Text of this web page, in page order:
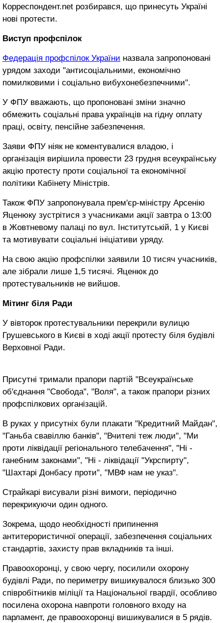
Корреспондент.net розбирався, що принесуть Україні
нові протести.
Виступ профспілок
Федерація профспілок України назвала запропоновані
урядом заходи "антисоціальними, економічно
помилковими і соціально вибухонебезпечними".
У ФПУ вважають, що пропоновані зміни значно
обмежить соціальні права українців на гідну оплату
праці, освіту, пенсійне забезпечення.
Заяви ФПУ ніяк не коментувалися владою, і
організація вирішила провести 23 грудня всеукраїнську
акцію протесту проти соціальної та економічної
політики Кабінету Міністрів.
Також ФПУ запропонувала прем'єр-міністру Арсенію
Яценюку зустрітися з учасниками акції завтра о 13:00
в Жовтневому палаці по вул. Інститутській, 1 у Києві
та мотивувати соціальні ініціативи уряду.
На свою акцію профспілки заявили 10 тисяч учасників,
але зібрали лише 1,5 тисячі. Яценюк до
протестувальників не вийшов.
Мітинг біля Ради
У вівторок протестувальники перекрили вулицю
Грушевського в Києві в ході акції протесту біля будівлі
Верховної Ради.
Присутні тримали прапори партій "Всеукраїнське
об'єднання "Свобода", "Воля", а також прапори різних
профспілкових організацій.
В руках у присутніх були плакати "Кредитний Майдан",
"Ганьба свавіллю банків", "Вчителі теж люди", "Ми
проти ліквідації регіонального телебачення", "Ні -
ганебним законами", "Ні - ліквідації "Укрспирту",
"Шахтарі Донбасу проти", "МВФ нам не указ".
Страйкарі висували різні вимоги, періодично
перекрикуючи один одного.
Зокрема, щодо необхідності припинення
антитерористичної операції, забезпечення соціальних
стандартів, захисту прав вкладників та інші.
Правоохоронці, у свою чергу, посилили охорону
будівлі Ради, по периметру вишикувалося близько 300
співробітників міліції та Національної гвардії, особливо
посилена охорона навпроти головного входу на
парламент, де правоохоронці вишикувалися в 5 рядів.